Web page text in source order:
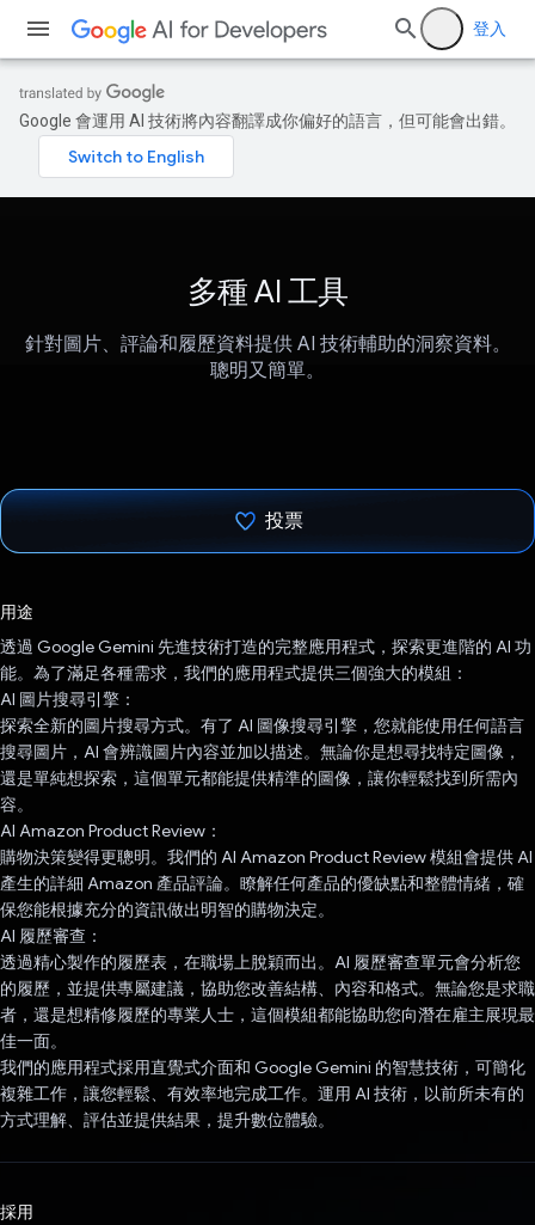
登入
Google 會運用 AI 技術將內容翻譯成你偏好的語言，但可能會出錯。
多種 AI 工具
針對圖片、評論和履歷資料提供 AI 技術輔助的洞察資料。
聰明又簡單。
投票
用途
透過 Google Gemini 先進技術打造的完整應用程式，探索更進階的 AI 功
能。為了滿足各種需求，我們的應用程式提供三個強大的模組：
AI 圖片搜尋引擎：
探索全新的圖片搜尋方式。有了 AI 圖像搜尋引擎，您就能使用任何語言
搜尋圖片，AI 會辨識圖片內容並加以描述。無論你是想尋找特定圖像，
還是單純想探索，這個單元都能提供精準的圖像，讓你輕鬆找到所需內
容。
AI Amazon Product Review：
購物決策變得更聰明。我們的 AI Amazon Product Review 模組會提供 AI
產生的詳細 Amazon 產品評論。瞭解任何產品的優缺點和整體情緒，確
保您能根據充分的資訊做出明智的購物決定。
AI 履歷審查：
透過精心製作的履歷表，在職場上脫穎而出。AI 履歷審查單元會分析您
的履歷，並提供專屬建議，協助您改善結構、內容和格式。無論您是求職
者，還是想精修履歷的專業人士，這個模組都能協助您向潛在雇主展現最
佳一面。
我們的應用程式採用直覺式介面和 Google Gemini 的智慧技術，可簡化
複雜工作，讓您輕鬆、有效率地完成工作。運用 AI 技術，以前所未有的
方式理解、評估並提供結果，提升數位體驗。
採用